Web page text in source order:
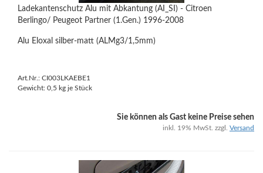
Ladekantenschutz Alu mit Abkantung (AI_SI) - Citroen
Berlingo/ Peugeot Partner (1.Gen.) 1996-2008
Alu Eloxal silber-matt (ALMg3/1,5mm)
Art.Nr.: CI003LKAEBE1
Gewicht: 0,5 kg je Stück
Sie können als Gast keine Preise sehen
inkl. 19% MwSt. zzgl. Versand